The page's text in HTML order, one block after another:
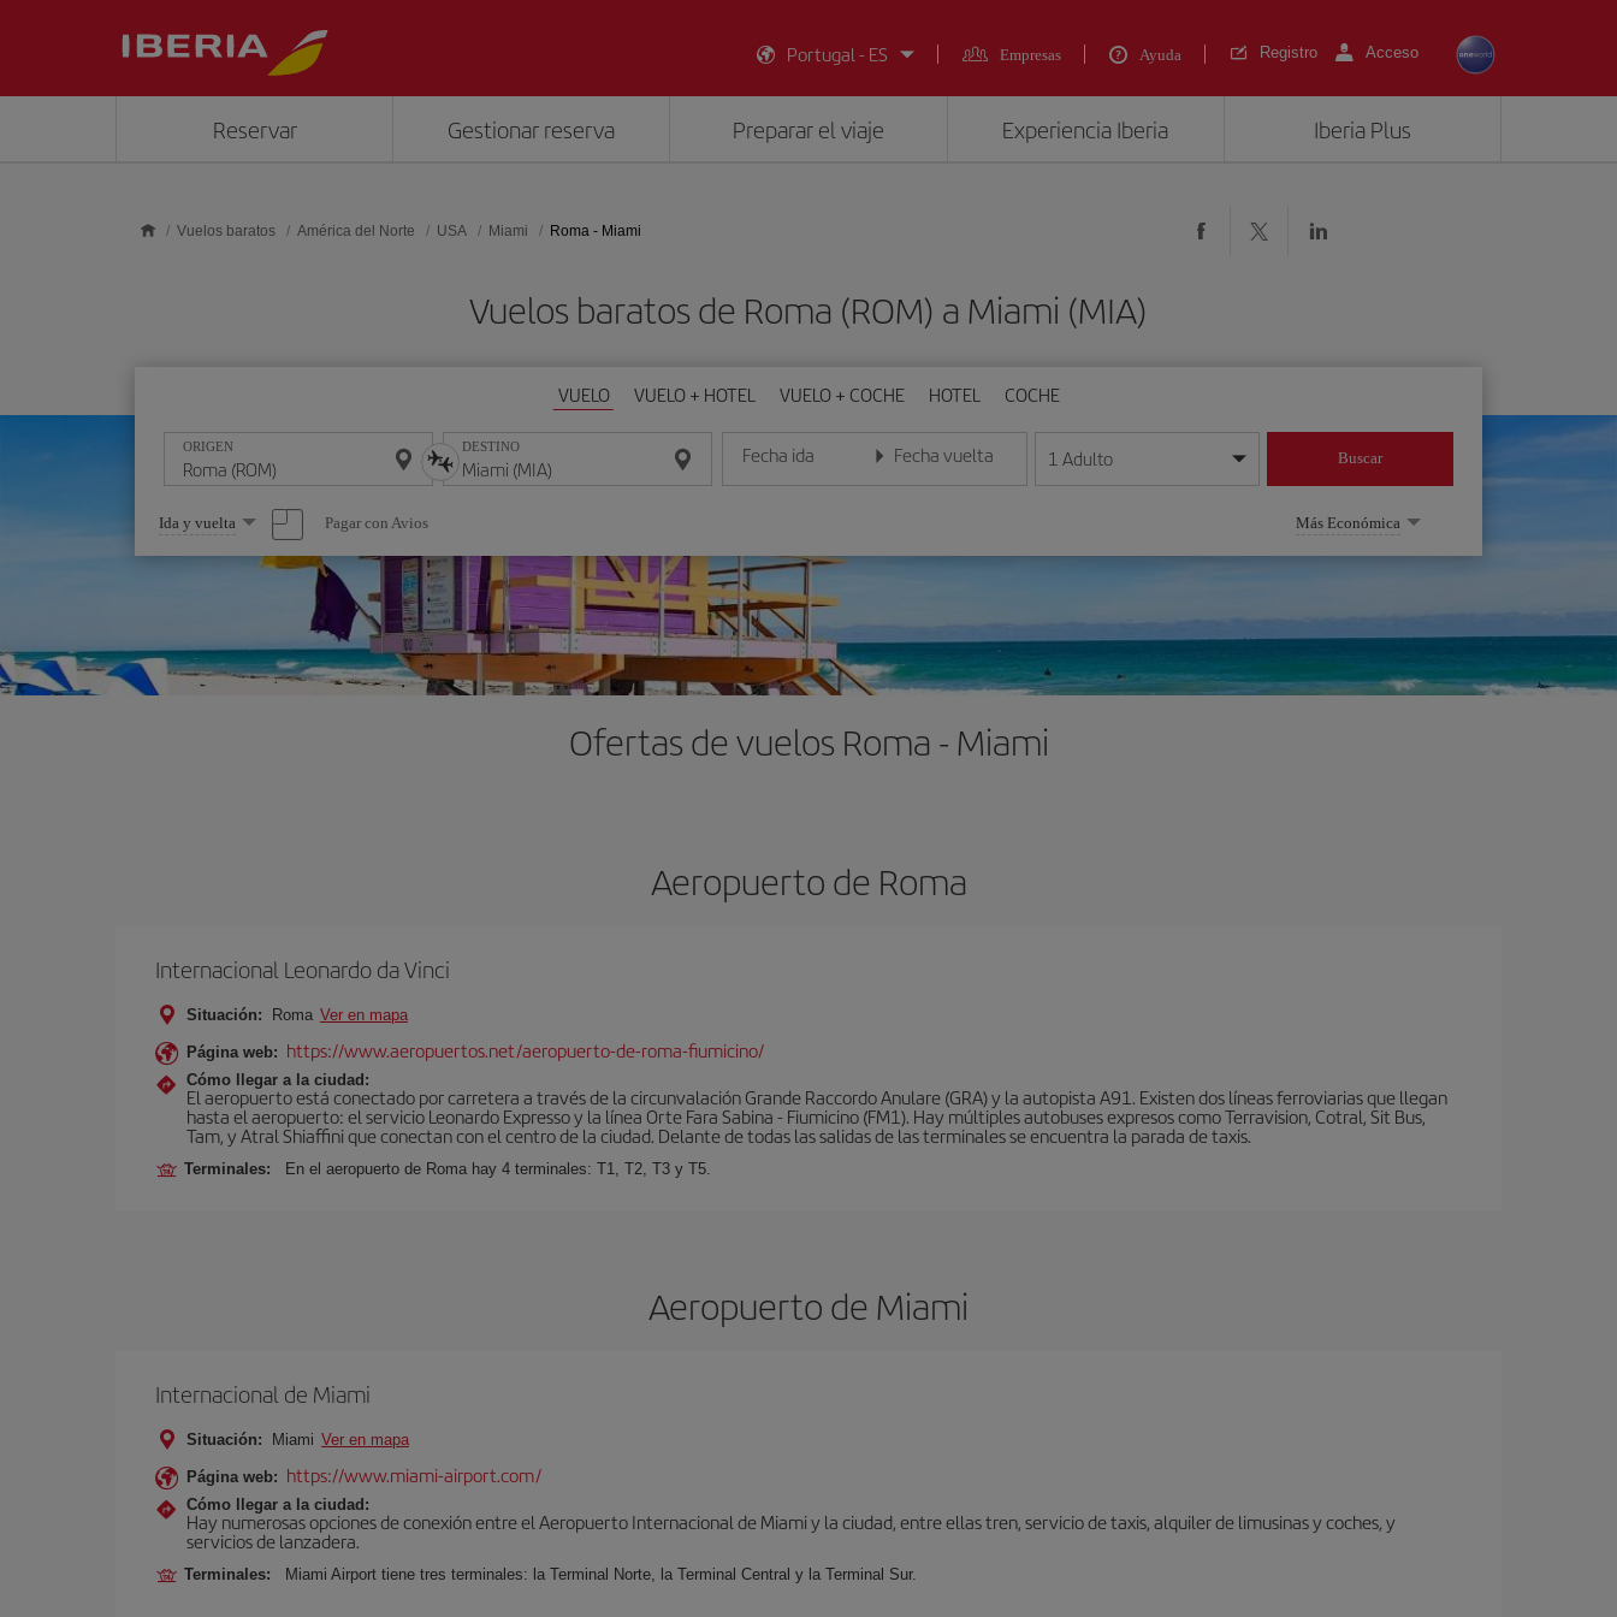
Portugal - ES
Empresas Ayuda Registro Acceso
Reservar Gestionar reserva Preparar el viaje Experiencia Iberia Iberia Plus
Vuelos baratos América del Norte USA Miami Roma - Miami
Vuelos baratos de Roma (ROM) a Miami (MIA)
VUELO VUELO + HOTEL VUELO + COCHE HOTEL COCHE
ORIGEN DESTINO Fecha ida
Introduce la fecha en formato día/mes/año
Fecha vuelta
Introduce la fecha en formato día/mes/año
1 Adulto Buscar
Seleccione
una
opción
Ida y vuelta Pagar con Avios Más Económica
Ofertas de vuelos Roma - Miami
Aeropuerto de Roma
Internacional Leonardo da Vinci
Situación: Roma Ver en mapa
Página web: https://www.aeropuertos.net/aeropuerto-de-roma-fiumicino/
Cómo llegar a la ciudad:
El aeropuerto está conectado por carretera a través de la circunvalación Grande Raccordo Anulare (GRA) y la autopista A91. Existen dos líneas ferroviarias que llegan
hasta el aeropuerto: el servicio Leonardo Expresso y la línea Orte Fara Sabina - Fiumicino (FM1). Hay múltiples autobuses expresos como Terravision, Cotral, Sit Bus,
Tam, y Atral Shiaffini que conectan con el centro de la ciudad. Delante de todas las salidas de las terminales se encuentra la parada de taxis.
Terminales: En el aeropuerto de Roma hay 4 terminales: T1, T2, T3 y T5.
Aeropuerto de Miami
Internacional de Miami
Situación: Miami Ver en mapa
Página web: https://www.miami-airport.com/
Cómo llegar a la ciudad:
Hay numerosas opciones de conexión entre el Aeropuerto Internacional de Miami y la ciudad, entre ellas tren, servicio de taxis, alquiler de limusinas y coches, y
servicios de lanzadera.
Terminales: Miami Airport tiene tres terminales: la Terminal Norte, la Terminal Central y la Terminal Sur.